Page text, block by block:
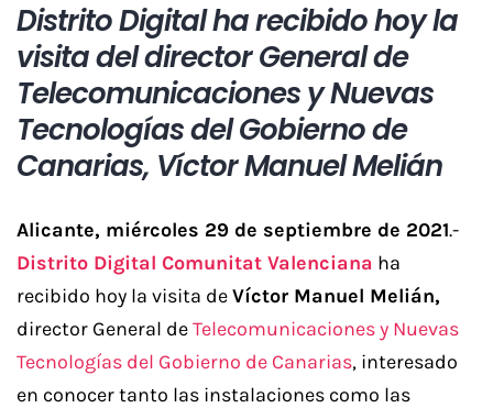
Distrito Digital ha recibido hoy la
visita del director General de
Telecomunicaciones y Nuevas
Tecnologías del Gobierno de
Canarias, Víctor Manuel Melián
Alicante, miércoles 29 de septiembre de 2021.-
Distrito Digital Comunitat Valenciana ha
recibido hoy la visita deVíctor Manuel Melián,
director General deTelecomunicaciones y Nuevas
Tecnologías del Gobierno de Canarias, interesado
en conocer tanto las instalaciones como las